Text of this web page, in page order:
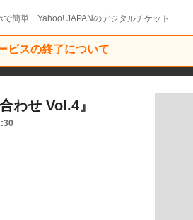
で簡単 Yahoo! JAPANのデジタルチケット
ビスの終了について
わせ Vol.4』